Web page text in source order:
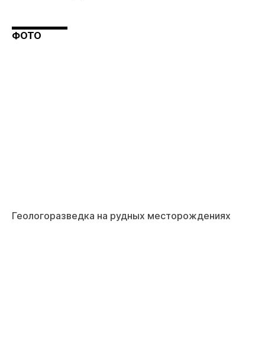
ФОТО
Геологоразведка на рудных месторождениях